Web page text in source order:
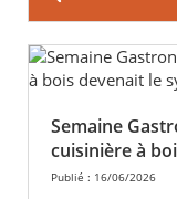
Semaine
cuisinière à
Publié : 16/06/2026